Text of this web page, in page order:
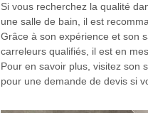
Si vous recherchez la qualité
une salle de bain, il est
Grâce à son expérience et son
carreleurs qualifiés, il est en
Pour en savoir plus, visitez son
pour une demande de devis si